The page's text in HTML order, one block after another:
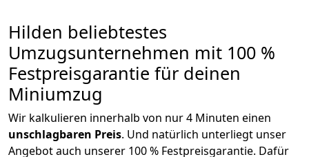
Hilden beliebtestes
Umzugsunternehmen mit 100 %
Festpreisgarantie für deinen
Miniumzug
Wir kalkulieren innerhalb von nur 4 Minuten einen
unschlagbaren Preis. Und natürlich unterliegt unser
Angebot auch unserer 100 % Festpreisgarantie. Dafür